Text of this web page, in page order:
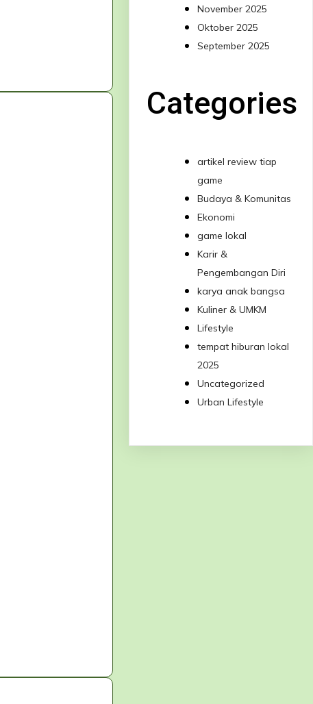
November 2025
Oktober 2025
September 2025
Categories
artikel review tiap
game
Budaya & Komunitas
Ekonomi
game lokal
Karir &
Pengembangan Diri
karya anak bangsa
Kuliner & UMKM
Lifestyle
tempat hiburan lokal
2025
Uncategorized
Urban Lifestyle